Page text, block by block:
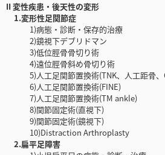
II 変性疾患・後天性の変形
1.変形性足関節症
1)病態・診断・保存的治療
2)鏡視下デブリドマン
3)低位脛骨骨切り術
4)遠位脛骨斜め骨切り術
5)人工足関節置換術(TNK、人工距骨、
6)人工足関節置換術(FINE)
7)人工足関節置換術(TM ankle)
8)関節固定術(直視下)
9)関節固定術(鏡視下)
10)Distraction Arthroplasty
2.扁平足障害